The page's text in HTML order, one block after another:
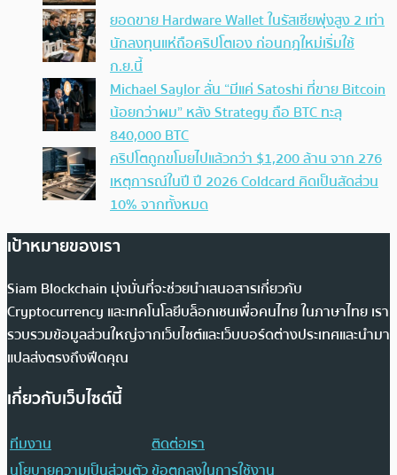
ยอดขาย Hardware Wallet ในรัสเซียพุ่งสูง 2 เท่า
นักลงทุนแห่ถือคริปโตเอง ก่อนกฎใหม่เริ่มใช้
ก.ย.นี้
Michael Saylor ลั่น “มีแค่ Satoshi ที่ขาย Bitcoin
น้อยกว่าผม” หลัง Strategy ถือ BTC ทะลุ
840,000 BTC
คริปโตถูกขโมยไปแล้วกว่า $1,200 ล้าน จาก 276
เหตุการณ์ในปี ปี 2026 Coldcard คิดเป็นสัดส่วน
10% จากทั้งหมด
เป้าหมายของเรา
Siam Blockchain มุ่งมั่นที่จะช่วยนำเสนอสารเกี่ยวกับ
Cryptocurrency และเทคโนโลยีบล็อกเชนเพื่อคนไทย ในภาษาไทย เรา
รวบรวมข้อมูลส่วนใหญ่จากเว็บไซต์และเว็บบอร์ดต่างประเทศและนำมา
แปลส่งตรงถึงฟีดคุณ
เกี่ยวกับเว็บไซต์นี้
ทีมงาน
ติดต่อเรา